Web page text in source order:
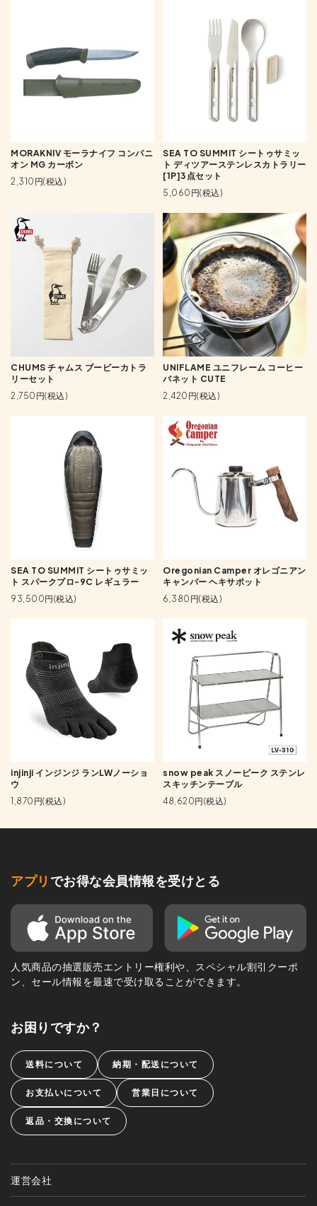
MORAKNIV モーラナイフ コンパニ
オン MG カーボン
2,310円(税込)
SEA TO SUMMIT シートゥサミッ
ト ディツアーステンレスカトラリー
[1P]3点セット
5,060円(税込)
CHUMS チャムス ブービーカトラ
リーセット
2,750円(税込)
UNIFLAME ユニフレーム コーヒー
バネット CUTE
2,420円(税込)
SEA TO SUMMIT シートゥサミッ
ト スパークプロ-9C レギュラー
93,500円(税込)
Oregonian Camper オレゴニアン
キャンパー ヘキサポット
6,380円(税込)
injinji インジンジ ランLWノーショ
ウ
1,870円(税込)
snow peak スノーピーク ステンレ
スキッチンテーブル
48,620円(税込)
アプリ でお得な会員情報を受けとる
人気商品の抽選販売エントリー権利や、スペシャル割引クーポ
ン、セール情報を最速で受け取ることができます。
お困りですか？
送料について 納期・配送について
お支払いについて 営業日について
返品・交換について
運営会社